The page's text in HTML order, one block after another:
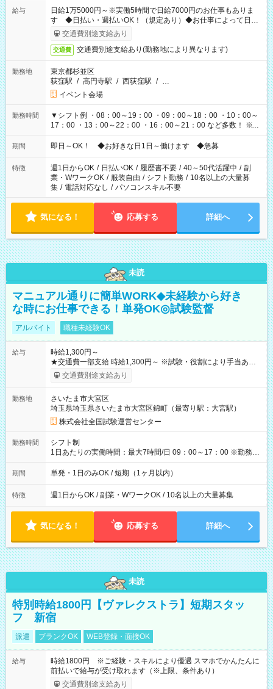
給与
日給1万5000円～※実働5時間で日給7000円のお仕事もありま
す ◆日払い・週払いOK！（規定あり）◆お仕事によって日給
も異なります
交通費別途支給あり
交通費 交通費別途支給あり(勤務地により異なります)
勤務地
東京都杉並区
荻窪駅 / 高円寺駅 / 西荻窪駅 / …
イベント会場
勤務時間
▼シフト例 ・08：00～19：00 ・09：00～18：00 ・10：00～
17：00 ・13：00～22：00 ・16：00～21：00 など多数！ ※お
仕事により勤務時間が異なります
期間 即日～OK！ ◆お好きな日1日～働けます ◆急募
特徴 週1日からOK / 日払いOK / 履歴書不要 / 40～50代活躍中 / 副
業・WワークOK / 服装自由 / シフト勤務 / 10名以上の大量募
集 / 電話対応なし / パソコンスキル不要
気になる！ 応募する 詳細へ
未読
マニュアル通りに簡単WORK◆未経験から好き
な時にお仕事できる！単発OK◎試験監督
アルバイト 職種未経験OK
給与
時給1,300円～
★交通費一部支給 時給1,300円～ ※試験・役割により手当あり
※勤務回数により昇給あり 【即給（前払い）オプションあ
り！】 希望される場合、勤務から1週間ほどで給与の一部を受け
例】 ・河合塾模擬試験 8:30～17:30（休憩1時間） 時給1,300円
×8時間＝日収10,400円＋交通費 ※当日の役割により時給＋100
円の場合あり ・国家試験 7:00～13:30（休憩なし） 時給1,300
円（役割手当＋100円）×6時間＝日収8,400円＋交通費 【試用期
間】試用期間なし
交通費別途支給あり
勤務地
さいたま市大宮区
埼玉県埼玉県さいたま市大宮区錦町（最寄り駅：大宮駅）
株式会社全国試験運営センター
勤務時間
シフト制
1日あたりの実働時間：最大7時間/日 09：00～17：00 ※勤務時
間は 試験により異なります。
期間 単発・1日のみOK / 短期（1ヶ月以内）
特徴 週1日からOK / 副業・WワークOK / 10名以上の大量募集
気になる！ 応募する 詳細へ
未読
特別時給1800円【ヴァレクストラ】短期スタッ
フ 新宿
派遣 ブランクOK WEB登録・面接OK
給与
時給1800円 ※ご経験・スキルにより優遇 スマホでかんたんに
前払いで給与が受け取れます（※上限、条件あり）
交通費別途支給あり